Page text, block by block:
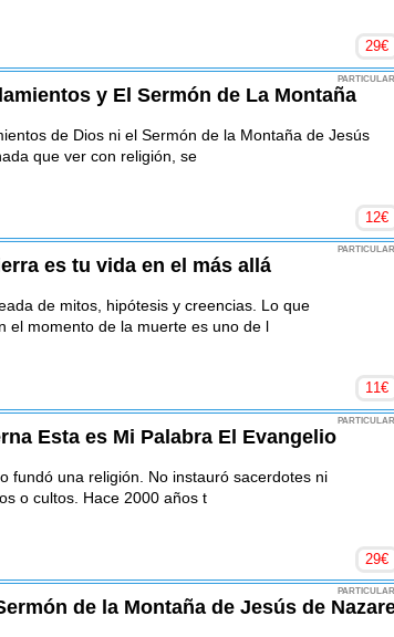
29€
PARTICULAR
y El Sermón de La Montaña
de Dios ni el Sermón de la Montaña de Jesús
que ver con religión, se
12€
PARTICULAR
es tu vida en el más allá
de mitos, hipótesis y creencias. Lo que
el momento de la muerte es uno de l
11€
PARTICULAR
Esta es Mi Palabra El Evangelio
fundó una religión. No instauró sacerdotes ni
o cultos. Hace 2000 años t
29€
PARTICULAR
de la Montaña de Jesús de